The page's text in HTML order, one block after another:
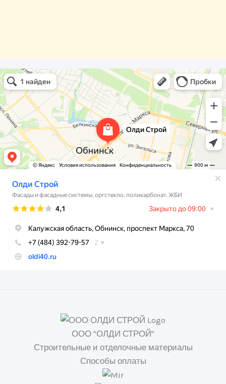
Олди Строй
Фасады и фасадные системы в Обнинске
Оргстекло, поликарбонат в Обнинске
ООО "ОЛДИ СТРОЙ"
Строительные и отделочные материалы
Способы оплаты